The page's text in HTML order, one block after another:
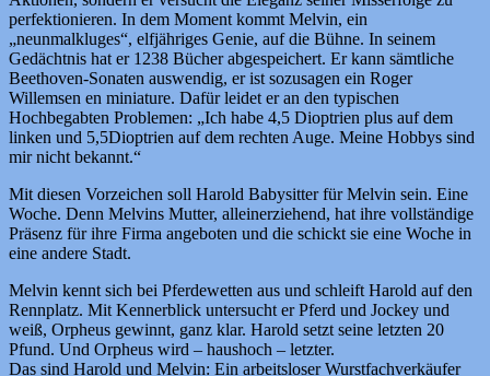
perfektionieren. In dem Moment kommt Melvin, ein
„neunmalkluges“, elfjähriges Genie, auf die Bühne. In seinem
Gedächtnis hat er 1238 Bücher abgespeichert. Er kann sämtliche
Beethoven-Sonaten auswendig, er ist sozusagen ein Roger
Willemsen en miniature. Dafür leidet er an den typischen
Hochbegabten Problemen: „Ich habe 4,5 Dioptrien plus auf dem
linken und 5,5Dioptrien auf dem rechten Auge. Meine Hobbys sind
mir nicht bekannt.“
Mit diesen Vorzeichen soll Harold Babysitter für Melvin sein. Eine
Woche. Denn Melvins Mutter, alleinerziehend, hat ihre vollständige
Präsenz für ihre Firma angeboten und die schickt sie eine Woche in
eine andere Stadt.
Melvin kennt sich bei Pferdewetten aus und schleift Harold auf den
Rennplatz. Mit Kennerblick untersucht er Pferd und Jockey und
weiß, Orpheus gewinnt, ganz klar. Harold setzt seine letzten 20
Pfund. Und Orpheus wird – haushoch – letzter.
Das sind Harold und Melvin: Ein arbeitsloser Wurstfachverkäufer